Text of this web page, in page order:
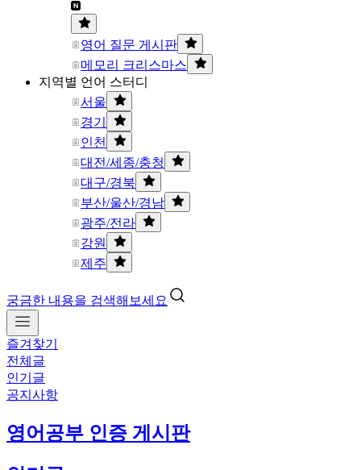
영어 질문 게시판
메모리 크리스마스
지역별 언어 스터디
서울
경기
인천
대전/세종/충청
대구/경북
부산/울산/경남
광주/전라
강원
제주
궁금한 내용을 검색해보세요
즐겨찾기
전체글
인기글
공지사항
영어공부 인증 게시판